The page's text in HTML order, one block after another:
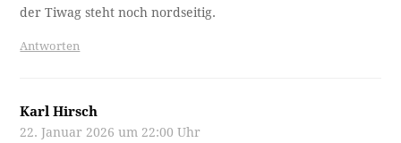
der Tiwag steht noch nordseitig.
Antworten
Karl Hirsch
22. Januar 2026 um 22:00 Uhr